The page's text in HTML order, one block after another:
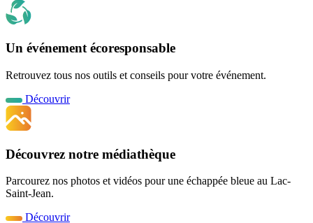
Un événement écoresponsable
Retrouvez tous nos outils et conseils pour votre événement.
Découvrir
Découvrez notre médiathèque
Parcourez nos photos et vidéos pour une échappée bleue au Lac-
Saint-Jean.
Découvrir